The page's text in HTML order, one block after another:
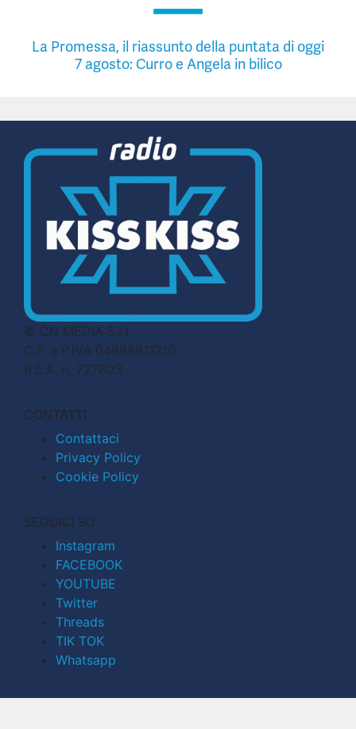
La Promessa, il riassunto della puntata di oggi
7 agosto: Curro e Angela in bilico
© CN MEDIA S.r.l.
C.F. e P.IVA 04998911210
R.E.A. n. 727803
CONTATTI
Contattaci
Privacy Policy
Cookie Policy
SEGUICI SU
Instagram
FACEBOOK
YOUTUBE
Twitter
Threads
TIK TOK
Whatsapp